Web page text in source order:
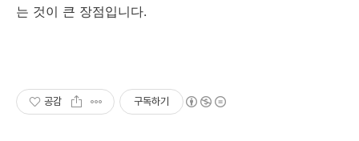
는 것이 큰 장점입니다.
공감 구독하기